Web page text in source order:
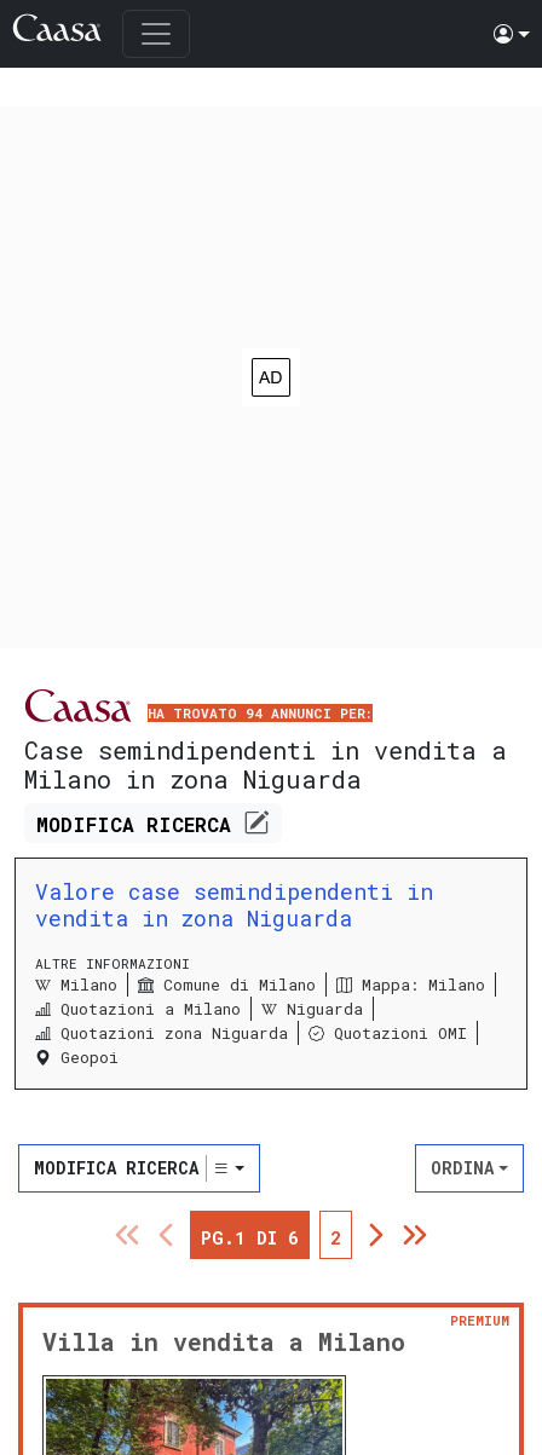
HA TROVATO 94 ANNUNCI PER:
Case semindipendenti in vendita a
Milano in zona Niguarda
MODIFICA RICERCA
Valore case semindipendenti in
vendita in zona Niguarda
ALTRE INFORMAZIONI
Milano Comune di Milano
Mappa: Milano
Quotazioni a Milano
Niguarda
Quotazioni zona Niguarda
Quotazioni OMI
Geopoi
MODIFICA RICERCA ORDINA
PG.1 DI 6 2
Villa in vendita a Milano
PREMIUM